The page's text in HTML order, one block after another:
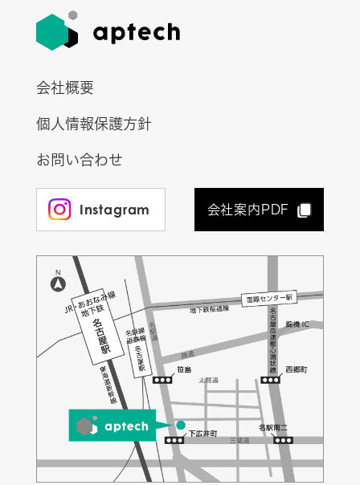
会社概要
個人情報保護方針
お問い合わせ
Instagram 会社案内PDF